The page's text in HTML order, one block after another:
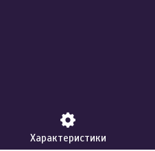
Характеристики